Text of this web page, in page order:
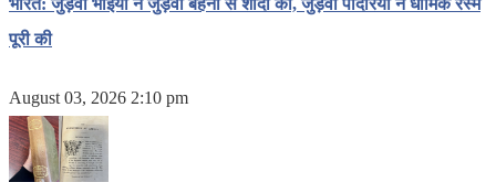
भारत: जुड़वां भाइयों ने जुड़वां बहनों से शादी की, जुड़वां पादरियों ने धार्मिक रस्म
पूरी की
August 03, 2026 2:10 pm